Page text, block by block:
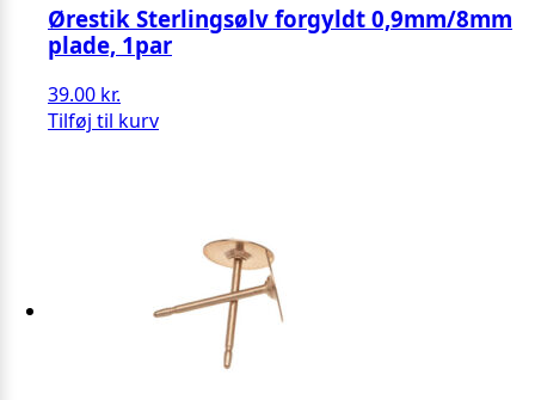
Ørestik Sterlingsølv forgyldt 0,9mm/8mm
plade, 1par
39.00 kr.
Tilføj til kurv